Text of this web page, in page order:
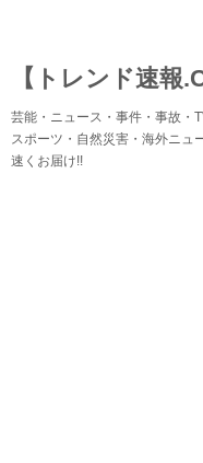
【トレンド速報
芸能・ニュース・事件・事故・
スポーツ・自然災害・海外ニュ
速くお届け!!